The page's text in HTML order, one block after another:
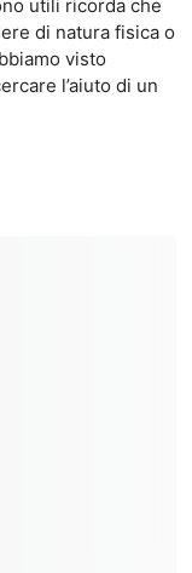
utili ricorda che
di natura fisica o
visto
l’aiuto di un